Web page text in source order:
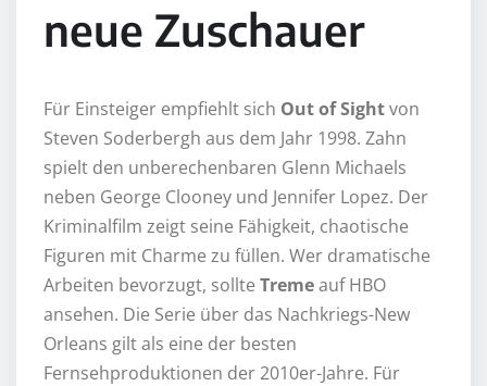
neue Zuschauer
Für Einsteiger empfiehlt sich Out of Sightvon
Steven Soderbergh aus dem Jahr 1998. Zahn
spielt den unberechenbaren Glenn Michaels
neben George Clooney und Jennifer Lopez. Der
Kriminalfilm zeigt seine Fähigkeit, chaotische
Figuren mit Charme zu füllen. Wer dramatische
Arbeiten bevorzugt, sollte Tremeauf HBO
ansehen. Die Serie über das Nachkriegs-New
Orleans gilt als eine der besten
Fernsehproduktionen der 2010er-Jahre. Für